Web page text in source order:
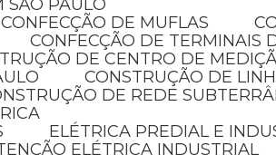
SÃO PAULO
CONFECÇÃO DE MUFLAS
CONFECÇÃO DE TERMINAIS
DE CENTRO DE
CONSTRUÇÃO DE
DE REDE
ELÉTRICA PREDIAL E
ELÉTRICA INDUSTRIAL